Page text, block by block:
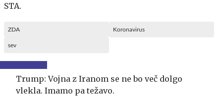
STA.
ZDA Koronavirus
sev
Trump: Vojna z Iranom se ne bo več dolgo
vlekla. Imamo pa težavo.